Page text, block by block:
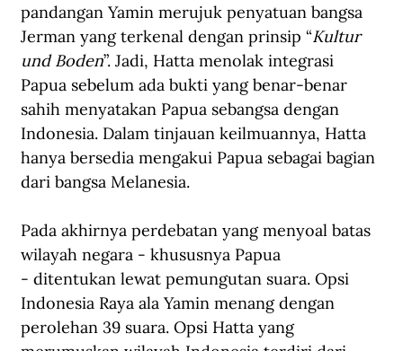
pandangan Yamin merujuk penyatuan bangsa
Jerman yang terkenal dengan prinsip “Kultur
und Boden”. Jadi, Hatta menolak integrasi
Papua sebelum ada bukti yang benar-benar
sahih menyatakan Papua sebangsa dengan
Indonesia. Dalam tinjauan keilmuannya, Hatta
hanya bersedia mengakui Papua sebagai bagian
dari bangsa Melanesia.
Pada akhirnya perdebatan yang menyoal batas
wilayah negara - khususnya Papua
- ditentukan lewat pemungutan suara. Opsi
Indonesia Raya ala Yamin menang dengan
perolehan 39 suara. Opsi Hatta yang